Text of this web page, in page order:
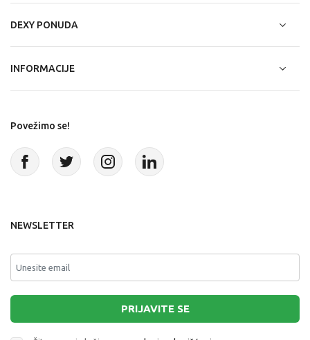
DEXY PONUDA
INFORMACIJE
Povežimo se!
NEWSLETTER
PRIJAVITE SE